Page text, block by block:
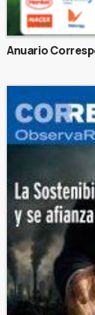
Anuario